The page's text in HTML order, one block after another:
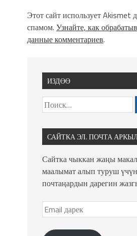
Этот сайт использует Akismet
спамом. Узнайте, как
данные комментариев.
ИЗДӨӨ
САЙТКА ЭЛ. ПОЧТА
Сайтка чыккан жаңы
маалымат алып туруш
почтаңардын дарегин